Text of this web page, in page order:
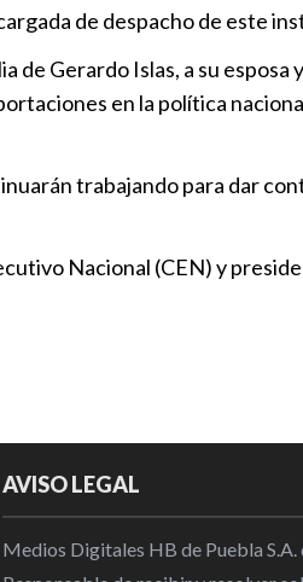
Reforma en materia de
beneficiará a familias
Partido Verde se renueva
Política | 18:00
partidos, los partidos
|
de despacho de este
Gerardo Islas, a su esposa
en la política
trabajando para dar
Nacional (CEN) y
AVISO LEGAL
Medios Digitales HB de Puebla S.A.